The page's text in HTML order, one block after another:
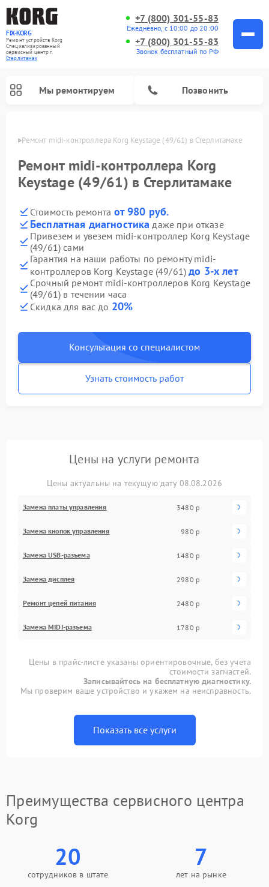
FIX-KORG
Ремонт устройств Korg
Специализированный
cервисный центр г.
Стерлитамак
+7 (800) 301-55-83
Ежедневно, с 10:00 до 20:00
+7 (800) 301-55-83
Звонок бесплатный по РФ
Мы ремонтируем Позвонить
Ремонт midi-контроллера Korg Keystage (49/61) в Стерлитамаке
Ремонт midi-контроллера Korg
Keystage (49/61) в Стерлитамаке
Стоимость ремонта от 980 руб.
Бесплатная диагностика даже при отказе
Привезем и увезем midi-контроллер Korg Keystage
(49/61) сами
Гарантия на наши работы по ремонту midi-
контроллеров Korg Keystage (49/61)до 3-х лет
Срочный ремонт midi-контроллеров Korg Keystage
(49/61) в течении часа
Скидка для вас до 20%
Консультация со специалистом
Узнать стоимость работ
Цены на услуги ремонта
Цены актуальны на текущую дату 08.08.2026
Замена платы управления 3480 р
Замена кнопок управления 980 р
Замена USB-разъема 1480 р
Замена дисплея 2980 р
Ремонт цепей питания 2480 р
Замена MIDI-разъема 1780 р
Цены в прайс-листе указаны ориентировочные, без учета
стоимости запчастей.
Записывайтесь на бесплатную диагностику.
Мы проверим ваше устройство и укажем на неисправность.
Показать все услуги
Преимущества сервисного центра
Korg
20
сотрудников в штате
7
лет на рынке